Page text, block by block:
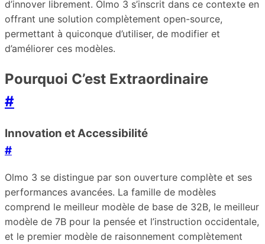
d’innover librement. Olmo 3 s’inscrit dans ce contexte en
offrant une solution complètement open-source,
permettant à quiconque d’utiliser, de modifier et
d’améliorer ces modèles.
Pourquoi C’est Extraordinaire
#
Innovation et Accessibilité
#
Olmo 3 se distingue par son ouverture complète et ses
performances avancées. La famille de modèles
comprend le meilleur modèle de base de 32B, le meilleur
modèle de 7B pour la pensée et l’instruction occidentale,
et le premier modèle de raisonnement complètement